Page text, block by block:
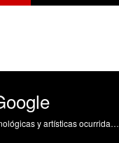
Divulgación de las actividades científicas, tecnológicas y artísticas ocurridas en los tres campus de la UPV